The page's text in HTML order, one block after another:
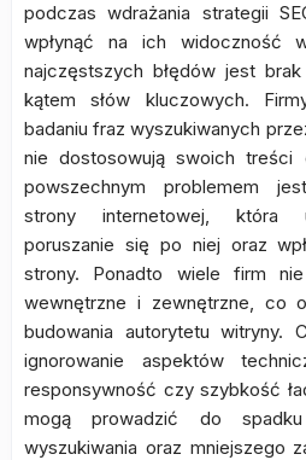
podczas wdrażania strategii
wpłynąć na ich widoczność
najczęstszych błędów jest
kątem słów kluczowych.
badaniu fraz wyszukiwanych
nie dostosowują swoich treści
powszechnym problemem
strony internetowej, która
poruszanie się po niej oraz
strony. Ponadto wiele firm
wewnętrzne i zewnętrzne, co
budowania autorytetu witryny.
ignorowanie aspektów
responsywność czy szybkość
mogą prowadzić do
wyszukiwania oraz mniejszego